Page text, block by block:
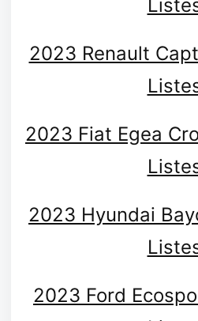
2023 Renault
2023 Fiat Egea
2023 Hyundai
2023 Ford